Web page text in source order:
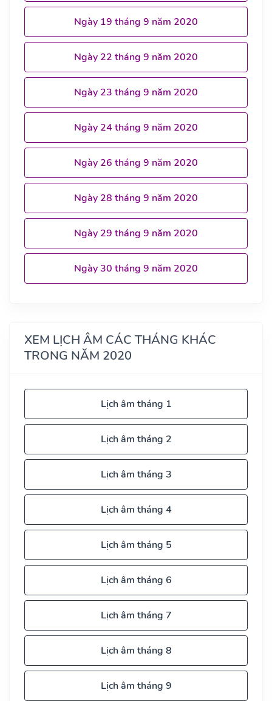
Ngày 19 tháng 9 năm 2020
Ngày 22 tháng 9 năm 2020
Ngày 23 tháng 9 năm 2020
Ngày 24 tháng 9 năm 2020
Ngày 26 tháng 9 năm 2020
Ngày 28 tháng 9 năm 2020
Ngày 29 tháng 9 năm 2020
Ngày 30 tháng 9 năm 2020
XEM LỊCH ÂM CÁC THÁNG KHÁC
TRONG NĂM 2020
Lịch âm tháng 1
Lịch âm tháng 2
Lịch âm tháng 3
Lịch âm tháng 4
Lịch âm tháng 5
Lịch âm tháng 6
Lịch âm tháng 7
Lịch âm tháng 8
Lịch âm tháng 9